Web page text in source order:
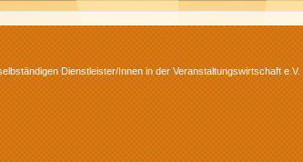
Dienstleister/Innen in der Veranstaltungswirtschaft e.V.